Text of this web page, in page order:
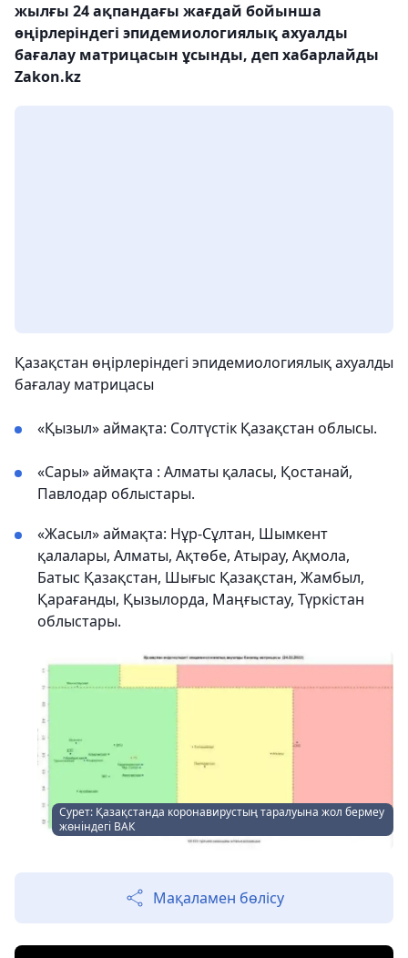
жылғы 24 ақпандағы жағдай бойынша
өңірлеріндегі эпидемиологиялық ахуалды
бағалау матрицасын ұсынды, деп хабарлайды
Zakon.kz
Қазақстан өңірлеріндегі эпидемиологиялық ахуалды
бағалау матрицасы
«Қызыл» аймақта: Солтүстік Қазақстан облысы.
«Сары» аймақта : Алматы қаласы, Қостанай,
Павлодар облыстары.
«Жасыл» аймақта: Нұр-Сұлтан, Шымкент
қалалары, Алматы, Ақтөбе, Атырау, Ақмола,
Батыс Қазақстан, Шығыс Қазақстан, Жамбыл,
Қарағанды, Қызылорда, Маңғыстау, Түркістан
облыстары.
Сурет: Қазақстанда коронавирустың таралуына жол бермеу
жөніндегі ВАК
Мақаламен бөлісу